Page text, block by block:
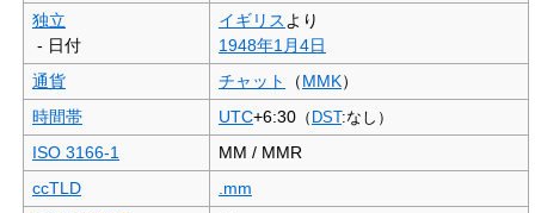
独立
- 日付
イギリス より
1948年1月4日
通貨
チャット （MMK）
時間帯
UTC+6:30 （ DST :なし）
ISO 3166-1
MM / MMR
ccTLD
.mm